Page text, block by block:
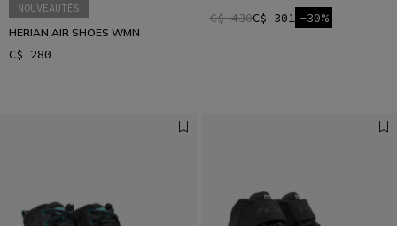
NOUVEAUTÉS
HERIAN AIR SHOES WMN
C$ 280
C$ 430C$ 301 -30%